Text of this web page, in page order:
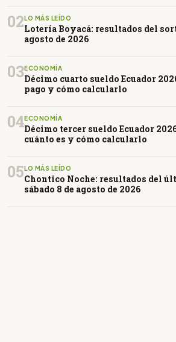
02 LO MÁS LEÍDO
Lotería Boyacá: resultados del
agosto de 2026
03ECONOMÍA
Décimo cuarto sueldo Ecuador
pago y cómo calcularlo
04ECONOMÍA
Décimo tercer sueldo Ecuador
cuánto es y cómo calcularlo
05 LO MÁS LEÍDO
Chontico Noche: resultados del
sábado 8 de agosto de 2026